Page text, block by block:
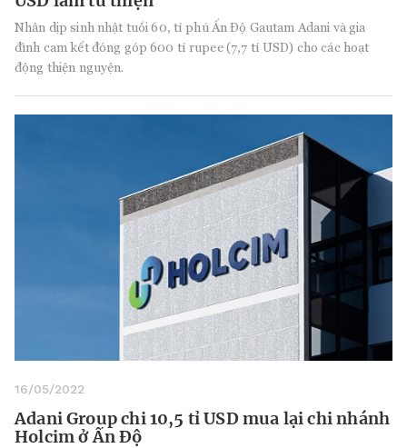
Nhân dịp sinh nhật tuổi 60, tỉ phú Ấn Độ Gautam Adani và gia
đình cam kết đóng góp 600 tỉ rupee (7,7 tỉ USD) cho các hoạt
động thiện nguyện.
16/05/2022
Adani Group chi 10,5 tỉ USD mua lại chi nhánh
Holcim ở Ấn Độ